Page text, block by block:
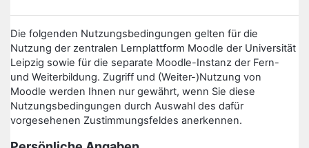
Die folgenden Nutzungsbedingungen gelten für die
Nutzung der zentralen Lernplattform Moodle der Universität
Leipzig sowie für die separate Moodle-Instanz der Fern-
und Weiterbildung. Zugriff und (Weiter-)Nutzung von
Moodle werden Ihnen nur gewährt, wenn Sie diese
Nutzungsbedingungen durch Auswahl des dafür
vorgesehenen Zustimmungsfeldes anerkennen.